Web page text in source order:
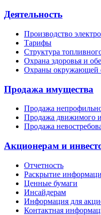
Деятельность
Производство
Тарифы
Структура
Охрана здоровья и
Охраны окружающей
Продажа имущества
Продажа
Продажа движимого
Продажа
Акционерам и
Отчетность
Раскрытие
Ценные бумаги
Инсайдерам
Информация для
Контактная